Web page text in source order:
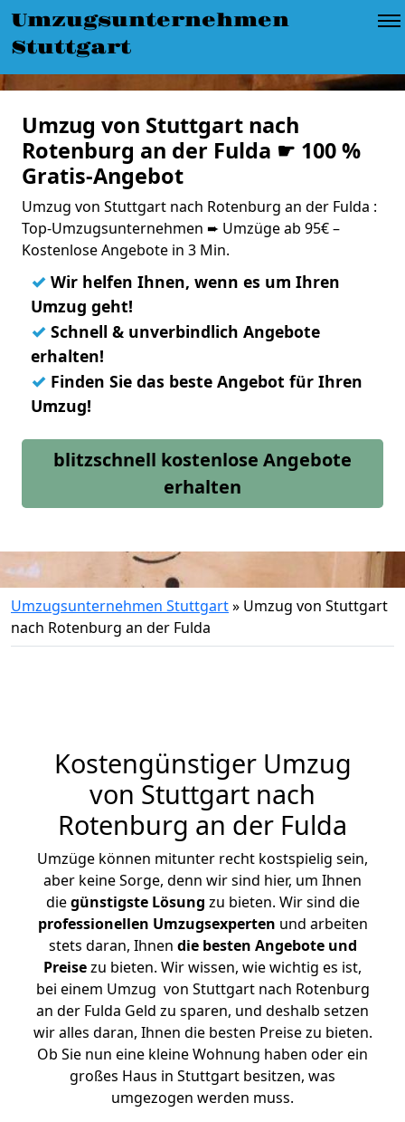
Umzugsunternehmen
Stuttgart
Umzug von Stuttgart nach
Rotenburg an der Fulda ☛ 100 %
Gratis-Angebot
Umzug von Stuttgart nach Rotenburg an der Fulda :
Top-Umzugsunternehmen ➨ Umzüge ab 95€ –
Kostenlose Angebote in 3 Min.
✓ Wir helfen Ihnen, wenn es um Ihren
Umzug geht!
✓ Schnell & unverbindlich Angebote
erhalten!
✓ Finden Sie das beste Angebot für Ihren
Umzug!
blitzschnell kostenlose Angebote
erhalten
Umzugsunternehmen Stuttgart» Umzug von Stuttgart
nach Rotenburg an der Fulda
Kostengünstiger Umzug
von Stuttgart nach
Rotenburg an der Fulda
Umzüge können mitunter recht kostspielig sein,
aber keine Sorge, denn wir sind hier, um Ihnen
diegünstigste Lösung zu bieten. Wir sind die
professionellen Umzugsexperten und arbeiten
stets daran, Ihnen die besten Angebote und
Preisezu bieten. Wir wissen, wie wichtig es ist,
bei einem Umzug von Stuttgart nach Rotenburg
an der Fulda Geld zu sparen, und deshalb setzen
wir alles daran, Ihnen die besten Preise zu bieten.
Ob Sie nun eine kleine Wohnung haben oder ein
großes Haus in Stuttgart besitzen, was
umgezogen werden muss.